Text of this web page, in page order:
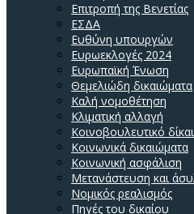
Επιτροπή της Βενετίας
ΕΣΔΑ
Ευθύνη υπουργών
Ευρωεκλογές 2024
Ευρωπαϊκή Ένωση
Θεμελιώδη δικαιώματα
Καλή νομοθέτηση
Κλιματική αλλαγή
Κοινοβουλευτικό
Κοινωνικά δικαιώματα
Κοινωνική ασφάλιση
Μετανάστευση και
Νομικός ρεαλισμός
Πηγές του δικαίου